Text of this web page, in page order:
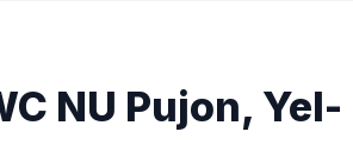
NU Pujon, Yel-